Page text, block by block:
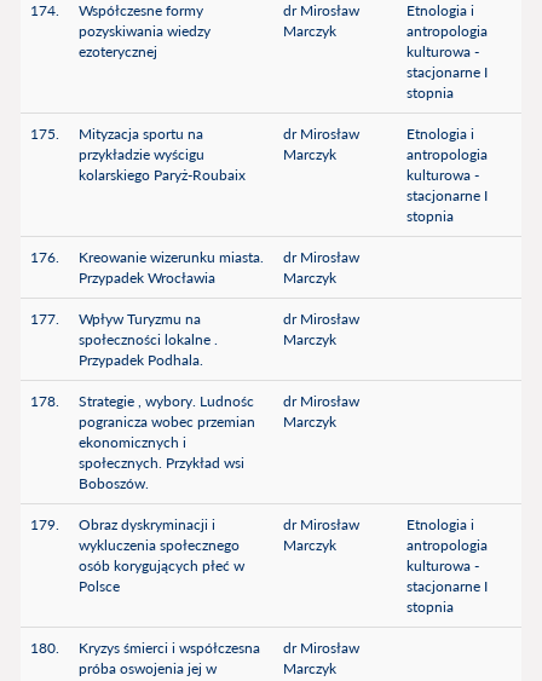
174.
Współczesne formy
pozyskiwania wiedzy
ezoterycznej
dr Mirosław
Marczyk
Etnologia i
antropologia
kulturowa -
stacjonarne I
stopnia
175.
Mityzacja sportu na
przykładzie wyścigu
kolarskiego Paryż-Roubaix
dr Mirosław
Marczyk
Etnologia i
antropologia
kulturowa -
stacjonarne I
stopnia
176.
Kreowanie wizerunku miasta.
Przypadek Wrocławia
dr Mirosław
Marczyk
177.
Wpływ Turyzmu na
społeczności lokalne .
Przypadek Podhala.
dr Mirosław
Marczyk
178.
Strategie , wybory. Ludnośc
pogranicza wobec przemian
ekonomicznych i
społecznych. Przykład wsi
Boboszów.
dr Mirosław
Marczyk
179.
Obraz dyskryminacji i
wykluczenia społecznego
osób korygujących płeć w
Polsce
dr Mirosław
Marczyk
Etnologia i
antropologia
kulturowa -
stacjonarne I
stopnia
180.
Kryzys śmierci i współczesna
próba oswojenia jej w
dr Mirosław
Marczyk